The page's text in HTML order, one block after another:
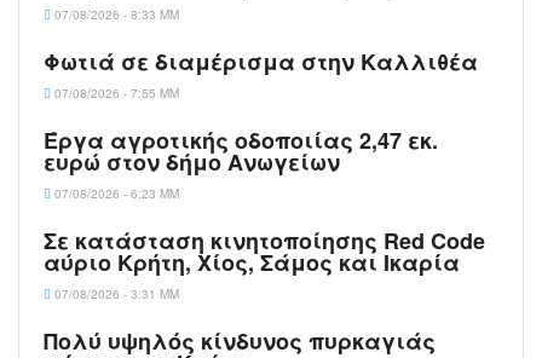
07/08/2026 - 8:33 ΜΜ
Φωτιά σε διαμέρισμα στην Καλλιθέα
07/08/2026 - 7:55 ΜΜ
Έργα αγροτικής οδοποιίας 2,47 εκ.
ευρώ στον δήμο Ανωγείων
07/08/2026 - 6:23 ΜΜ
Σε κατάσταση κινητοποίησης Red Code
αύριο Κρήτη, Χίος, Σάμος και Ικαρία
07/08/2026 - 3:31 ΜΜ
Πολύ υψηλός κίνδυνος πυρκαγιάς